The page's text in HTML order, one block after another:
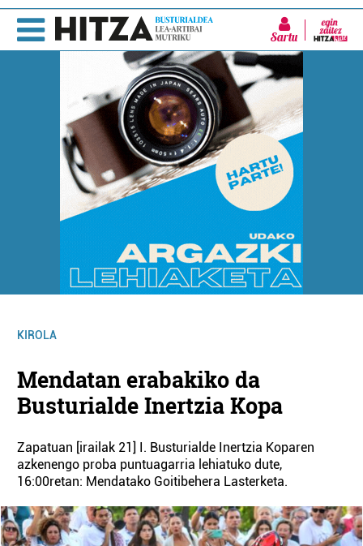
Sartu
KIROLA
Mendatan erabakiko da
Busturialde Inertzia Kopa
Zapatuan [irailak 21] I. Busturialde Inertzia Koparen
azkenengo proba puntuagarria lehiatuko dute,
16:00retan: Mendatako Goitibehera Lasterketa.